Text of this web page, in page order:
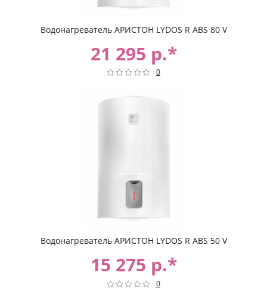
Водонагреватель АРИСТОН LYDOS R ABS 80 V
21 295 р.*
0
Водонагреватель АРИСТОН LYDOS R ABS 50 V
15 275 р.*
0